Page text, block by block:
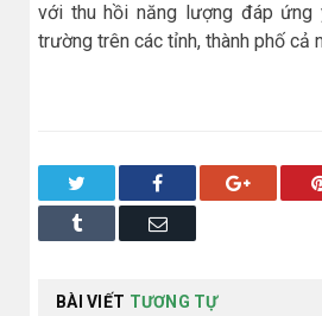
với thu hồi năng lượng đáp ứng
trường trên các tỉnh, thành phố cả
Facebook Google+
Tumblr Email
BÀI VIẾT TƯƠNG TỰ